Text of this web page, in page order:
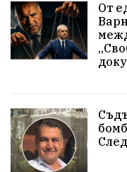
Културни и
Безводие
Училища
Приют за кучета
От